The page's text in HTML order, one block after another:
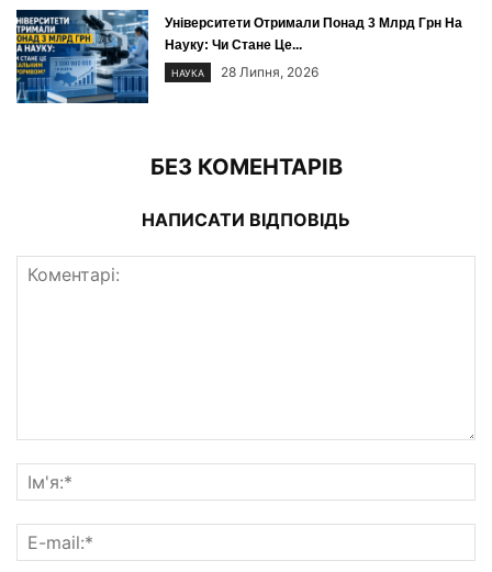
Університети Отримали Понад 3 Млрд Грн На
Науку: Чи Стане Це...
НАУКА 28 Липня, 2026
БЕЗ КОМЕНТАРІВ
НАПИСАТИ ВІДПОВІДЬ